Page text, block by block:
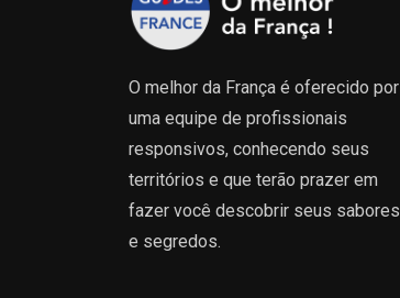
O melhor da França é oferecido por
uma equipe de profissionais
responsivos, conhecendo seus
territórios e que terão prazer em
fazer você descobrir seus sabores
e segredos.